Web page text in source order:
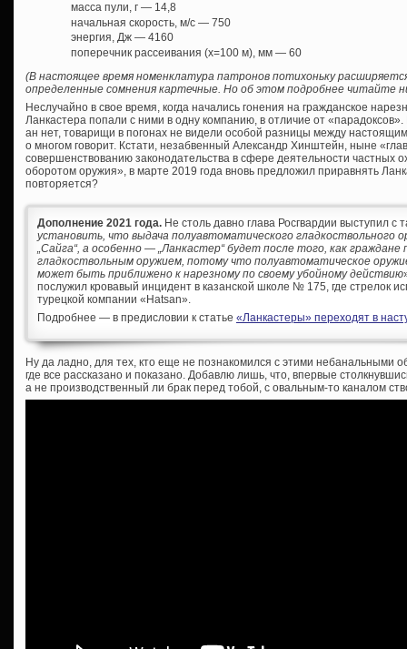
масса пули, г — 14,8
начальная скорость, м/с — 750
энергия, Дж — 4160
поперечник рассеивания (х=100 м), мм — 60
(В настоящее время номенклатура патронов потихоньку
определенные сомнения картечные. Но об этом подробнее читайте
Неслучайно в свое время, когда начались гонения на гражданское
Ланкастера попали с ними в одну компанию, в отличие от
ан нет, товарищи в погонах не видели особой разницы между
о многом говорит. Кстати, незабвенный Александр Хинштейн, ныне
совершенствованию законодательства в сфере деятельности частных
оборотом оружия», в марте 2019 года вновь предложил приравнять
повторяется?
Дополнение 2021 года. Не столь давно глава Росгвардии выступил с
установить, что выдача полуавтоматического гладкоствольного
„Сайга“, а особенно — „Ланкастер“ будет после того, как
гладкоствольным оружием, потому что полуавтоматическое
может быть приближено к нарезному по своему убойному действию
послужил кровавый инцидент в казанской школе № 175, где стрелок
турецкой компании «Hatsan».
Подробнее — в предисловии к статье «Ланкастеры» переходят в
Ну да ладно, для тех, кто еще не познакомился с этими небанальными
где все рассказано и показано. Добавлю лишь, что, впервые
а не производственный ли брак перед тобой, с овальным-то каналом